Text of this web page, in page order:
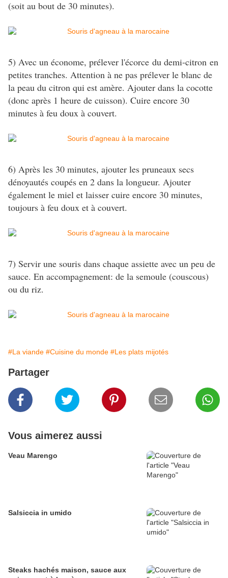
(soit au bout de 30 minutes).
5) Avec un économe, prélever l'écorce du demi-citron en
petites tranches. Attention à ne pas prélever le blanc de
la peau du citron qui est amère. Ajouter dans la cocotte
(donc après 1 heure de cuisson). Cuire encore 30
minutes à feu doux à couvert.
6) Après les 30 minutes, ajouter les pruneaux secs
dénoyautés coupés en 2 dans la longueur. Ajouter
également le miel et laisser cuire encore 30 minutes,
toujours à feu doux et à couvert.
7) Servir une souris dans chaque assiette avec un peu de
sauce. En accompagnement: de la semoule (couscous)
ou du riz.
#La viande #Cuisine du monde #Les plats mijotés
Partager
Vous aimerez aussi
Veau Marengo
Salsiccia in umido
Steaks hachés maison, sauce aux